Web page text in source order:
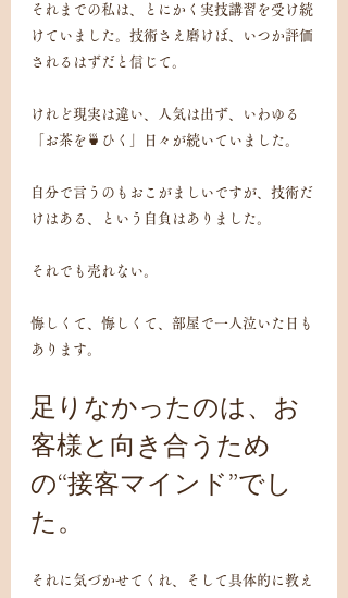
それまでの私は、とにかく実技講習を受け続
けていました。技術さえ磨けば、いつか評価
されるはずだと信じて。
けれど現実は違い、人気は出ず、いわゆる
「お茶を🍵ひく」日々が続いていました。
自分で言うのもおこがましいですが、技術だ
けはある、という自負はありました。
それでも売れない。
悔しくて、悔しくて、部屋で一人泣いた日も
あります。
足りなかったのは、お
客様と向き合うため
の“接客マインド”でし
た。
それに気づかせてくれ、そして具体的に教え